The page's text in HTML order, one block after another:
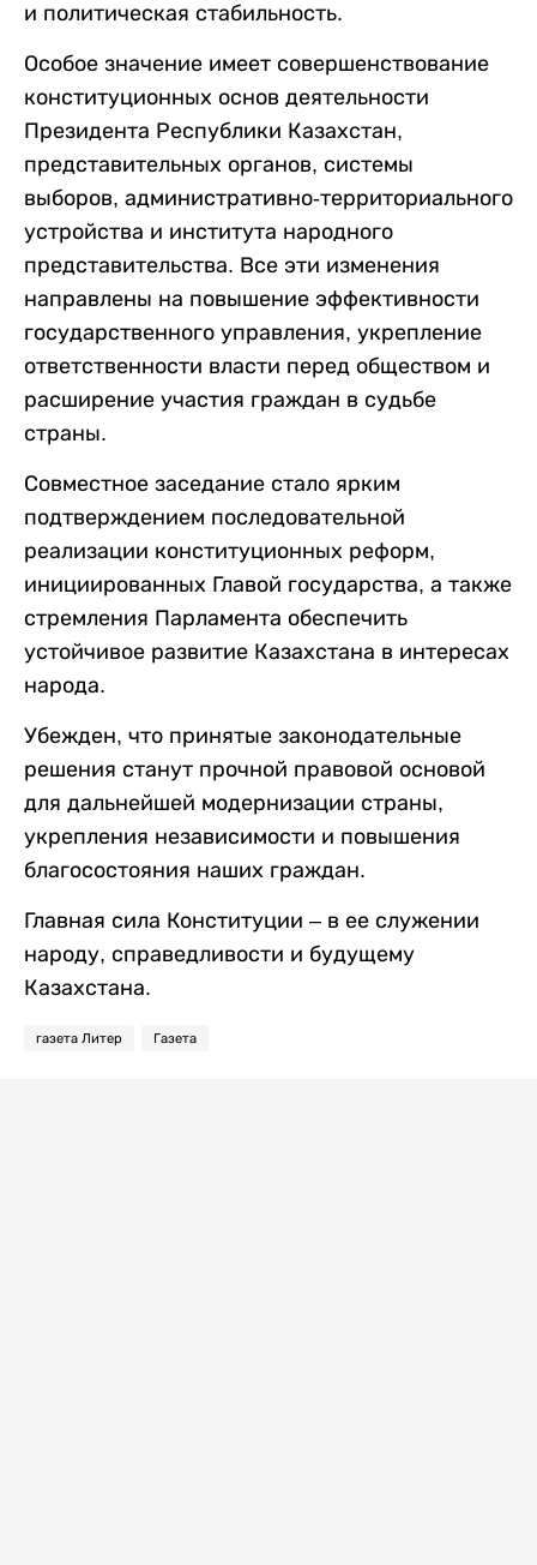
и политическая стабильность.
Особое значение имеет совершенствование
конституционных основ деятельности
Президента Республики Казахстан,
представительных органов, системы
выборов, административно-территориального
устройства и института народного
представительства. Все эти изменения
направлены на повышение эффективности
государственного управления, укрепление
ответственности власти перед обществом и
расширение участия граждан в судьбе
страны.
Совместное заседание стало ярким
подтверждением последовательной
реализации конституционных реформ,
инициированных Главой государства, а также
стремления Парламента обеспечить
устойчивое развитие Казахстана в интересах
народа.
Убежден, что принятые законодательные
решения станут прочной правовой основой
для дальнейшей модернизации страны,
укрепления независимости и повышения
благосостояния наших граждан.
Главная сила Конституции – в ее служении
народу, справедливости и будущему
Казахстана.
газета Литер Газета